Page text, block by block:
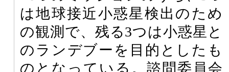
は地球接近小惑星検出のため
の観測で、残る3つは小惑星と
のランデブーを目的としたも
のとなっている。諮問委員会